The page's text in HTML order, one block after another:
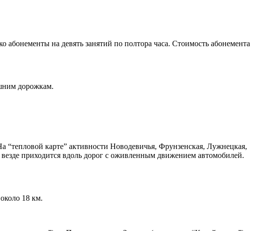
на девять занятий по полтора часа. Стоимость абонемента
дорожкам.
карте” активности Новодевичья, Фрунзенская, Лужнецкая,
приходится вдоль дорог с оживленным движением автомобилей.
18 км.